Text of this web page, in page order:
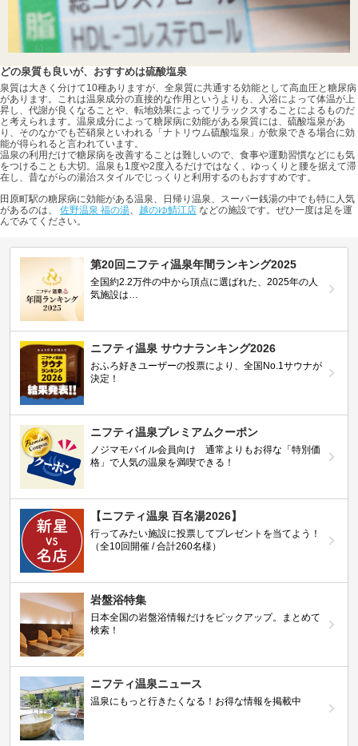
どの泉質も良いが、おすすめは硫酸塩泉
泉質は大きく分けて10種ありますが、全泉質に共通する効能として高血圧と糖尿病
があります。これは温泉成分の直接的な作用というよりも、入浴によって体温が上
昇し、代謝が良くなることや、転地効果によってリラックスすることによるものだ
と考えられます。温泉成分によって糖尿病に効能がある泉質には、硫酸塩泉があ
り、そのなかでも芒硝泉といわれる「ナトリウム硫酸塩泉」が飲泉できる場合に効
能が得られると言われています。
温泉の利用だけで糖尿病を改善することは難しいので、食事や運動習慣などにも気
をつけることも大切。温泉も1度や2度入るだけではなく、ゆっくりと腰を据えて滞
在し、昔ながらの湯治スタイルでじっくりと利用するのもおすすめです。
田原町駅の糖尿病に効能がある温泉、日帰り温泉、スーパー銭湯の中でも特に人気
があるのは、 佐野温泉 福の湯、 越のゆ鯖江店 などの施設です。ぜひ一度は足を運
んでみてください。
第20回ニフティ温泉年間ランキング2025
全国約2.2万件の中から頂点に選ばれた、2025年の人
気施設は…
ニフティ温泉 サウナランキング2026
おふろ好きユーザーの投票により、全国No.1サウナが
決定！
ニフティ温泉プレミアムクーポン
ノジマモバイル会員向け 通常よりもお得な「特別価
格」で人気の温泉を満喫できる！
【ニフティ温泉 百名湯2026】
行ってみたい施設に投票してプレゼントを当てよう！
（全10回開催 / 合計260名様）
岩盤浴特集
日本全国の岩盤浴情報だけをピックアップ。まとめて
検索！
ニフティ温泉ニュース
温泉にもっと行きたくなる！お得な情報を掲載中